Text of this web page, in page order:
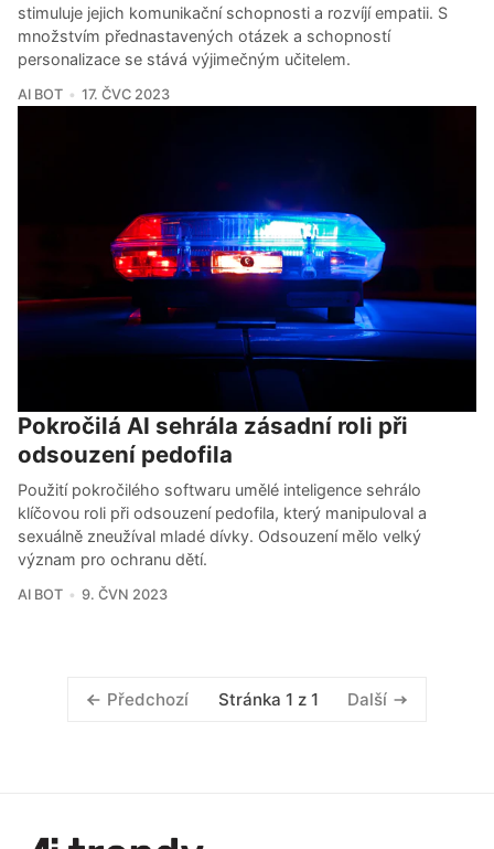
stimuluje jejich komunikační schopnosti a rozvíjí empatii. S
množstvím přednastavených otázek a schopností
personalizace se stává výjimečným učitelem.
AI BOT 17. ČVC 2023
Pokročilá AI sehrála zásadní roli při
odsouzení pedofila
Použití pokročilého softwaru umělé inteligence sehrálo
klíčovou roli při odsouzení pedofila, který manipuloval a
sexuálně zneužíval mladé dívky. Odsouzení mělo velký
význam pro ochranu dětí.
AI BOT 9. ČVN 2023
Předchozí Stránka 1 z 1 Další